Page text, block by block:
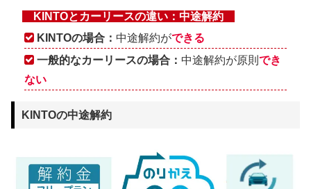
KINTOとカーリースの違い：中途解約
KINTOの場合： 中途解約ができる
一般的なカーリースの場合： 中途解約が原則でき
ない
KINTOの中途解約